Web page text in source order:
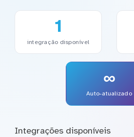
1
integração disponível
∞
Auto-atualizado
Integrações disponíveis